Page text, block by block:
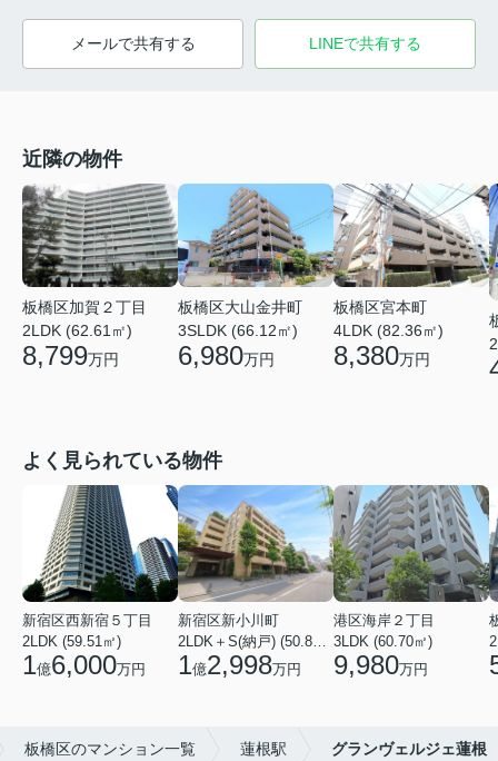
メールで共有する LINEで共有する
近隣の物件
板橋区加賀２丁目
2LDK (62.61㎡)
8,799万円
板橋区大山金井町
3SLDK (66.12㎡)
6,980万円
板橋区宮本町
4LDK (82.36㎡)
8,380万円
よく見られている物件
新宿区西新宿５丁目
2LDK (59.51㎡)
1億6,000万円
新宿区新小川町
2LDK＋S(納戸) (50.88㎡)
1億2,998万円
港区海岸２丁目
3LDK (60.70㎡)
9,980万円
板橋区のマンション一覧 蓮根駅 グランヴェルジェ蓮根